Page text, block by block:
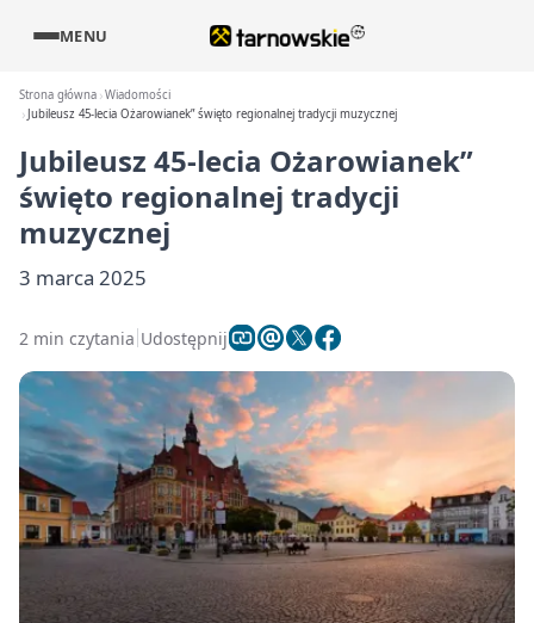
MENU
Strona główna Wiadomości
Jubileusz 45-lecia Ożarowianek” święto regionalnej tradycji muzycznej
Jubileusz 45-lecia Ożarowianek”
święto regionalnej tradycji
muzycznej
3 marca 2025
2 min czytania Udostępnij